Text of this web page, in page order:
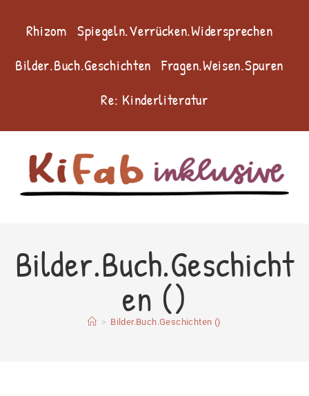
Rhizom Spiegeln.Verrücken.Widersprechen
Bilder.Buch.Geschichten Fragen.Weisen.Spuren
Re: Kinderliteratur
Bilder.Buch.Geschicht
en ()
> Bilder.Buch.Geschichten ()